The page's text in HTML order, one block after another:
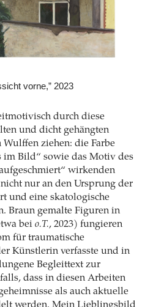
vorne,” 2023
durch diese
und dicht gehängten
ziehen: die Farbe
im Bild“ sowie das Motiv des
wirkenden
nur an den Ursprung der
und eine skatologische
Braun gemalte Figuren in
bei o.T., 2023) fungieren
für traumatische
Künstlerin verfasste und in
Begleittext zur
dass in diesen Arbeiten
als auch aktuelle